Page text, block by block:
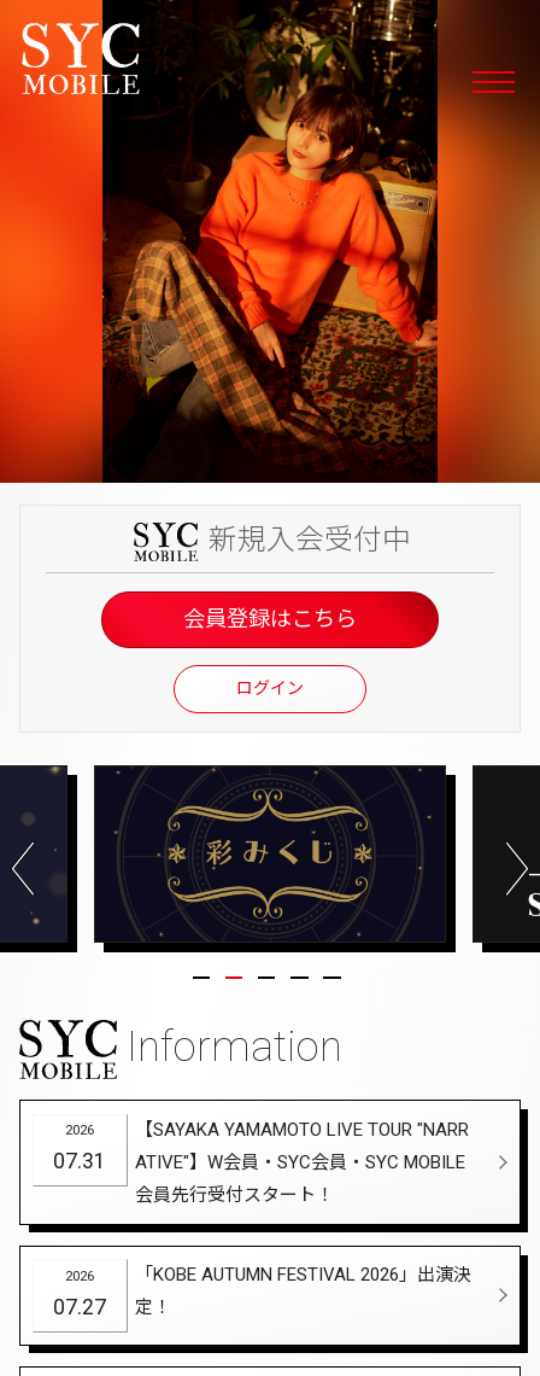
SYC 山本彩ファンクラブ Yamamoto Sayaka Official
SYC
新規入会受付中
会員登録はこちら
ログイン
Information
2026
07.31
【SAYAKA YAMAMOTO LIVE TOUR "NARR
ATIVE"】W会員・SYC会員・SYC MOBILE
会員先行受付スタート！
2026
07.27
「KOBE AUTUMN FESTIVAL 2026」出演決
定！